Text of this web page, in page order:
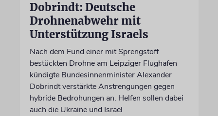
Dobrindt: Deutsche
Drohnenabwehr mit
Unterstützung Israels
Nach dem Fund einer mit Sprengstoff
bestückten Drohne am Leipziger Flughafen
kündigte Bundesinnenminister Alexander
Dobrindt verstärkte Anstrengungen gegen
hybride Bedrohungen an. Helfen sollen dabei
auch die Ukraine und Israel